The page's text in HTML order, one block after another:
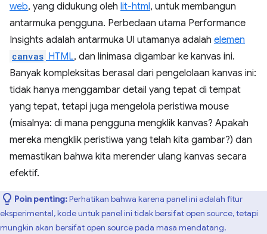
web, yang didukung oleh lit-html, untuk membangun
antarmuka pengguna. Perbedaan utama Performance
Insights adalah antarmuka UI utamanya adalah elemen
canvas HTML, dan linimasa digambar ke kanvas ini.
Banyak kompleksitas berasal dari pengelolaan kanvas ini:
tidak hanya menggambar detail yang tepat di tempat
yang tepat, tetapi juga mengelola peristiwa mouse
(misalnya: di mana pengguna mengklik kanvas? Apakah
mereka mengklik peristiwa yang telah kita gambar?) dan
memastikan bahwa kita merender ulang kanvas secara
efektif.
Poin penting:Perhatikan bahwa karena panel ini adalah fitur
eksperimental, kode untuk panel ini tidak bersifat open source, tetapi
mungkin akan bersifat open source pada masa mendatang.